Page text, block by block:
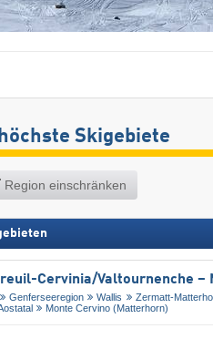
Skigebiete
Region einschränken
Cervinia/​Valtournenche –
Genferseeregion Wallis
Zermatt-
Monte Cervino (Matterhorn)